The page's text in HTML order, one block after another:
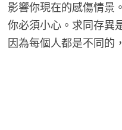
影響你現在的感傷情景
你必須小心。求同存異
因為每個人都是不同的